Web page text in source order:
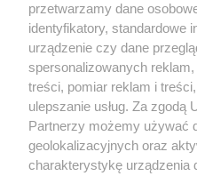
Nie zapomnij
zapoznać się z:
polityką prywatności
Twojemiasto
Piekary Śląskie
Chorzów
Tarnowskie Góry
przetwarzamy dane
identyfikatory, standardowe
urządzenie czy dane
spersonalizowanych
treści, pomiar reklam i
ulepszanie usług. Za zgodą
Partnerzy możemy używać
geolokalizacyjnych oraz
charakterystykę urządzenia